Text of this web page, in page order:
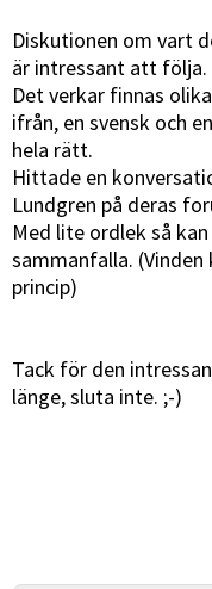
Diskutionen om vart
är intressant att följa.
Det verkar finnas
ifrån, en svensk och
hela rätt.
Hittade en
Lundgren på deras
Med lite ordlek så
sammanfalla.
princip)
Tack för den
länge, sluta inte. ;-)